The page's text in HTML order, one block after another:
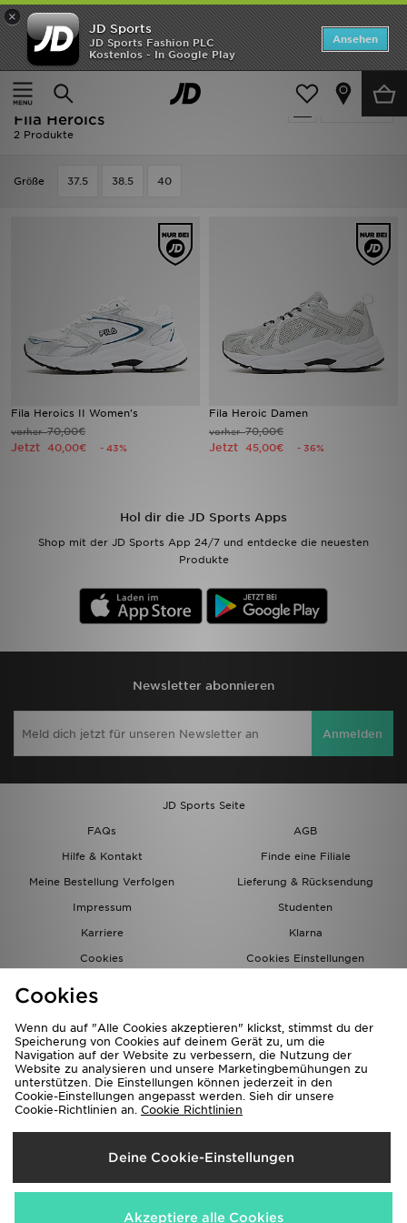
×
JD Sports
JD Sports Fashion PLC
Kostenlos - In Google Play
Ansehen
Home
Frauen Frauenschuhe
Verfeinern
Ausverkauf | Weiss Frauenschuhe -
Fila Heroics
2 Produkte
Grӧße 37.5 38.5 40
Fila Heroics II Women's
vorher70,00€
Jetzt 40,00€ - 43%
Fila Heroic Damen
vorher70,00€
Jetzt 45,00€ - 36%
Hol dir die JD Sports Apps
Shop mit der JD Sports App 24/7 und entdecke die neuesten
Produkte
Newsletter abonnieren
Anmelden
JD Sports Seite
FAQs
AGB
Hilfe & Kontakt
Finde eine Filiale
Meine Bestellung Verfolgen
Lieferung & Rücksendung
Impressum
Studenten
Karriere
Klarna
Cookies
Cookies Einstellungen
Lieferung Nach
Deutschland
Wir akzeptieren folgende Zahlungsmethoden
ANGEBOTE
Neuheiten
Herren
Sport
Lade die APP
Filialfinder
Cookies
Wenn du auf "Alle Cookies akzeptieren" klickst, stimmst du der
Speicherung von Cookies auf deinem Gerät zu, um die
Navigation auf der Website zu verbessern, die Nutzung der
Website zu analysieren und unsere Marketingbemühungen zu
unterstützen. Die Einstellungen können jederzeit in den
Cookie-Einstellungen angepasst werden. Sieh dir unsere
Cookie-Richtlinien an. Cookie Richtlinien
Deine Cookie-Einstellungen
Akzeptiere alle Cookies